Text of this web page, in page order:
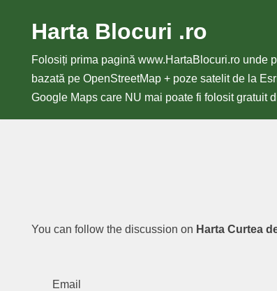
conținut
Harta Blocuri .ro
Folosiți prima pagină www.HartaBlocuri.ro unde
bazată pe OpenStreetMap + poze satelit de la
Google Maps care NU mai poate fi folosit gratuit
You can follow the discussion on Harta Curtea
Email